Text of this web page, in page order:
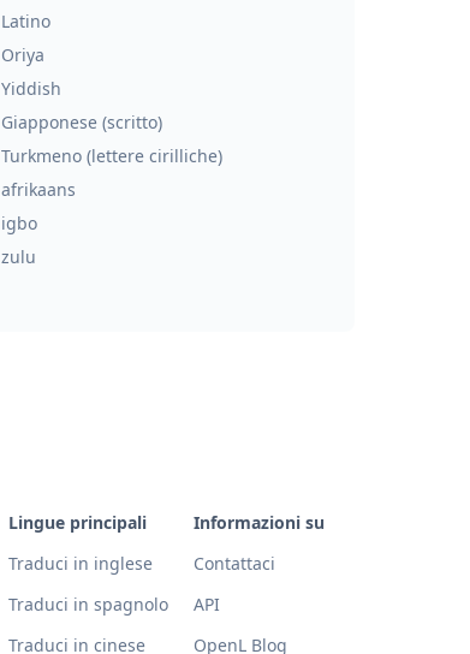
Latino
Oriya
Yiddish
Giapponese (scritto)
Turkmeno (lettere cirilliche)
afrikaans
igbo
zulu
Lingue principali
Traduci in inglese
Traduci in spagnolo
Traduci in cinese
Informazioni su
Contattaci
API
OpenL Blog